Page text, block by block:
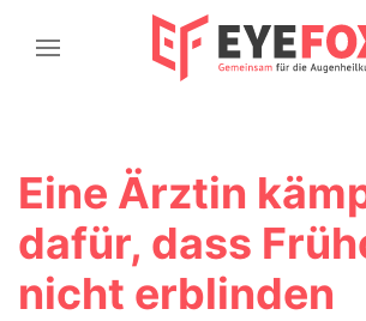
Eine Ärztin
dafür, dass
nicht erblinden